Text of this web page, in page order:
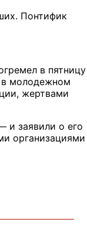
Понтифик
в пятницу
в молодежном
жертвами
и заявили о его
организациями